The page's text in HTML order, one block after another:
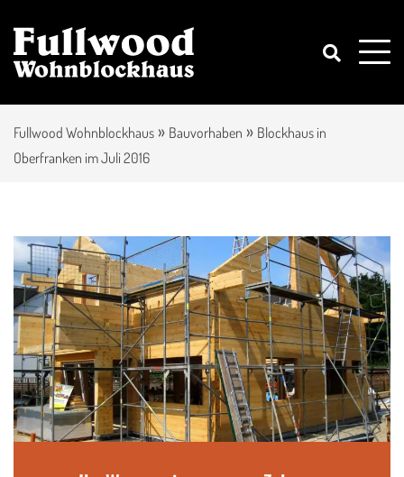
Fullwood Wohnblockhaus » Bauvorhaben » Blockhaus in
Oberfranken im Juli 2016